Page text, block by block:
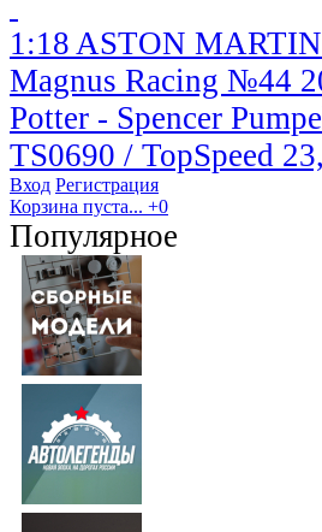
1:18 ASTON
Magnus Racing №44
Potter - Spencer
TS0690 / TopSpeed
Вход Регистрация
Корзина пуста... +0
Популярное